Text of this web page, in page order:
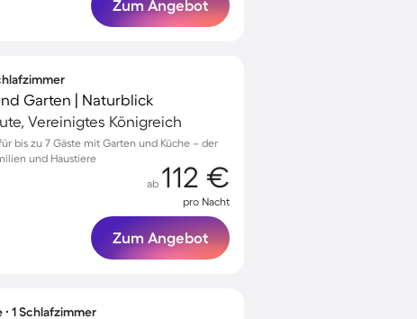
Zum Angebot
Garten | Naturblick
Vereinigtes Königreich
bis zu 7 Gäste mit Garten und Küche – der
und Haustiere
ab 112 €
pro Nacht
Zum Angebot
1 Schlafzimmer